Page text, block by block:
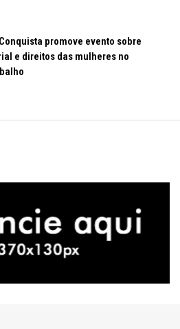
promove evento sobre
e direitos das mulheres no